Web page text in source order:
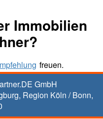
Immobilien
freuen.
GmbH
, Region Köln / Bonn,